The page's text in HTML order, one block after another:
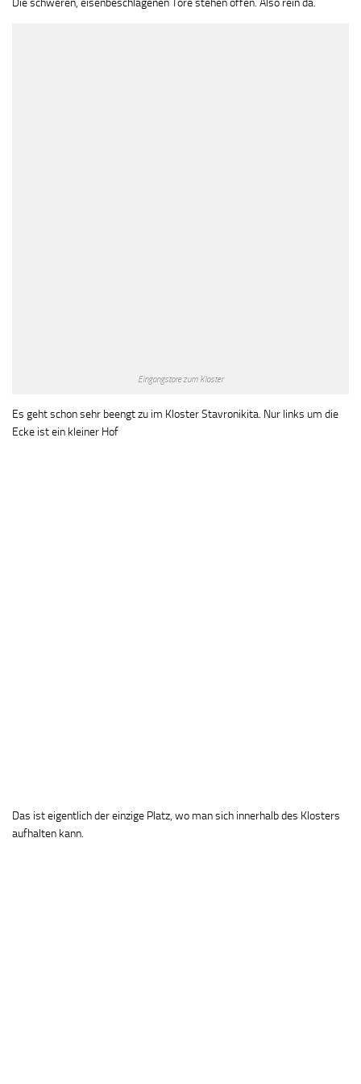
Eingangstore zum Kloster
Es geht schon sehr beengt zu im Kloster Stavronikita. Nur links um die
Ecke ist ein kleiner Hof
Das ist eigentlich der einzige Platz, wo man sich innerhalb des Klosters
aufhalten kann.